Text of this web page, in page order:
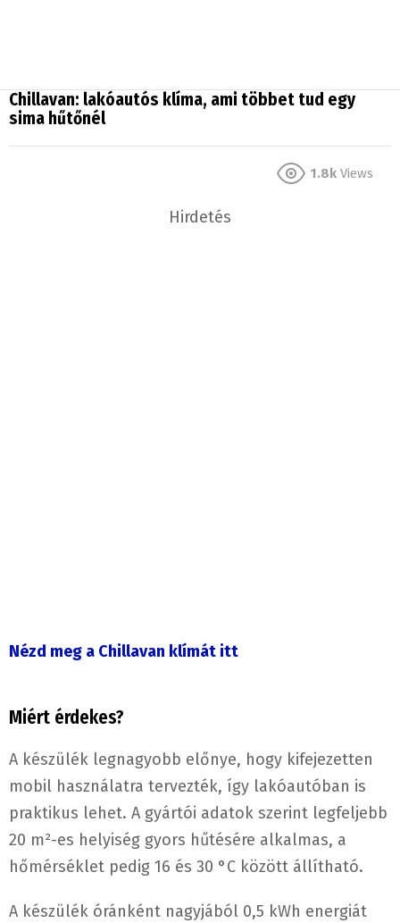
Chillavan: lakóautós klíma, ami többet tud egy
sima hűtőnél
1.8k Views
Hirdetés
Nézd meg a Chillavan klímát itt
Miért érdekes?
A készülék legnagyobb előnye, hogy kifejezetten
mobil használatra tervezték, így lakóautóban is
praktikus lehet. A gyártói adatok szerint legfeljebb
20 m²-es helyiség gyors hűtésére alkalmas, a
hőmérséklet pedig 16 és 30 °C között állítható.
A készülék óránként nagyjából 0,5 kWh energiát